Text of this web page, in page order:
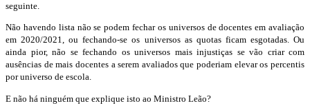
seguinte.
Não havendo lista não se podem fechar os universos de docentes em avaliação
em 2020/2021, ou fechando-se os universos as quotas ficam esgotadas. Ou
ainda pior, não se fechando os universos mais injustiças se vão criar com
ausências de mais docentes a serem avaliados que poderiam elevar os percentis
por universo de escola.
E não há ninguém que explique isto ao Ministro Leão?